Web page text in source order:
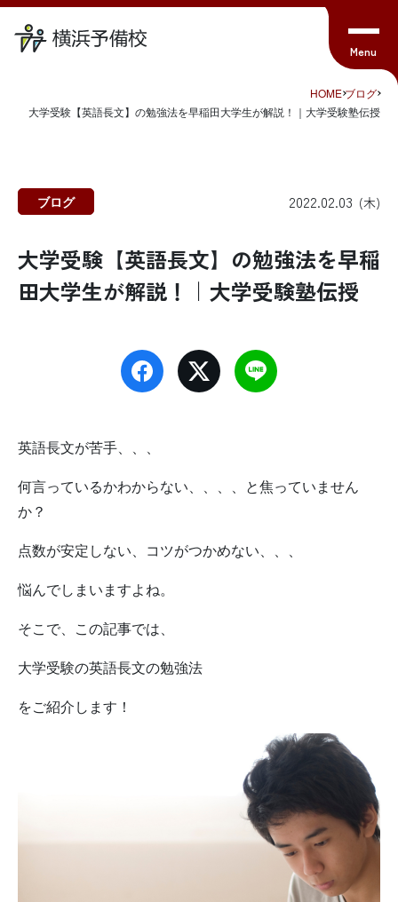
HOME ブログ
大学受験【英語長文】の勉強法を早稲田大学生が解説！｜大学受験塾伝授
ブログ 2022.02.03 (木)
大学受験【英語長文】の勉強法を早稲
田大学生が解説！｜大学受験塾伝授
英語長文が苦手、、、
何言っているかわからない、、、、と焦っていません
か？
点数が安定しない、コツがつかめない、、、
悩んでしまいますよね。
そこで、この記事では、
大学受験の英語長文の勉強法
をご紹介します！